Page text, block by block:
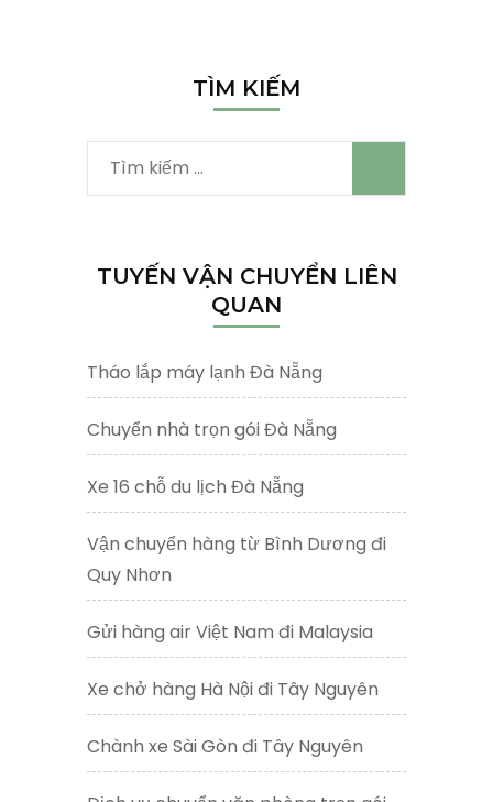
phòng
trọn
TÌM KIẾM
Tìm
kiếm
TUYẾN VẬN CHUYỂN LIÊN
QUAN
Tháo lắp máy lạnh Đà Nẵng
Chuyển nhà trọn gói Đà Nẵng
Xe 16 chỗ du lịch Đà Nẵng
Vận chuyển hàng từ Bình Dương đi
Quy Nhơn
Gửi hàng air Việt Nam đi Malaysia
Xe chở hàng Hà Nội đi Tây Nguyên
Chành xe Sài Gòn đi Tây Nguyên